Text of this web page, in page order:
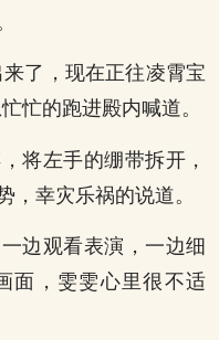
了，现在正往凌霄宝
忙的跑进殿内喊道。
将左手的绷带拆开，
，幸灾乐祸的说道。
边观看表演，一边细
面，雯雯心里很不适